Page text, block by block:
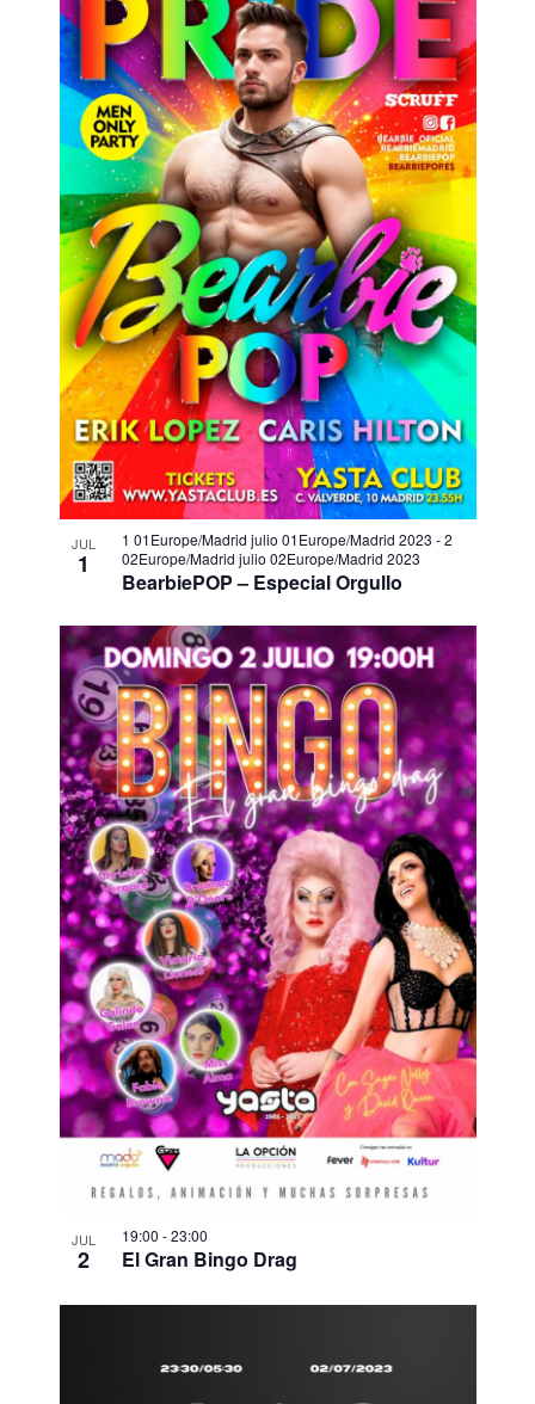
JUL
1
BearbiePOP – Especial Orgullo
1 01Europe/Madrid julio 01Europe/Madrid 2023 -2
02Europe/Madrid julio 02Europe/Madrid 2023
JUL
2 El Gran Bingo Drag
19:00 -23:00